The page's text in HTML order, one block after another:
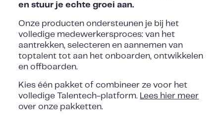
en stuur je echte groei aan.
Onze producten ondersteunen je bij het
volledige medewerkersproces: van het
aantrekken, selecteren en aannemen van
toptalent tot aan het onboarden, ontwikkelen
en offboarden.
Kies één pakket of combineer ze voor het
volledige Talentech-platform. Lees hier meer
over onze pakketten.